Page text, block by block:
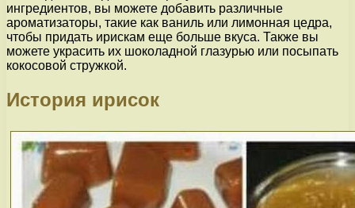
ингредиентов, вы можете добавить различные
ароматизаторы, такие как ваниль или лимонная цедра,
чтобы придать ирискам еще больше вкуса. Также вы
можете украсить их шоколадной глазурью или посыпать
кокосовой стружкой.
История ирисок